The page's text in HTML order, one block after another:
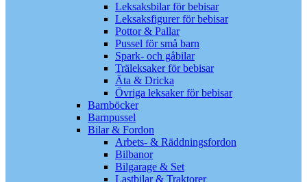
Leksaksbilar för bebisar
Leksaksfigurer för bebisar
Pottor & Pallar
Pussel för små barn
Spark- och gåbilar
Träleksaker för bebisar
Äta & Dricka
Övriga leksaker för bebisar
Barnböcker
Barnpussel
Bilar & Fordon
Arbets- & Räddningsfordon
Bilbanor
Bilgarage & Set
Lastbilar & Traktorer